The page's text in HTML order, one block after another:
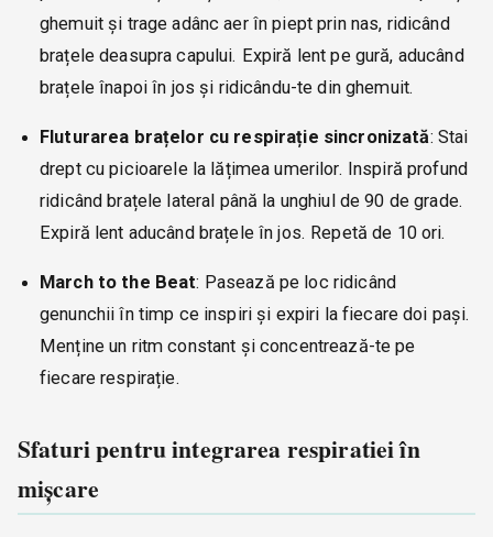
ghemuit și trage adânc aer în piept prin nas, ridicând
brațele deasupra capului. Expiră lent pe gură, aducând
brațele înapoi în jos și ridicându-te din ghemuit.
Fluturarea brațelor cu respirație sincronizată: Stai
drept cu picioarele la lățimea umerilor. Inspiră profund
ridicând brațele lateral până la unghiul de 90 de grade.
Expiră lent aducând brațele în jos. Repetă de 10 ori.
March to the Beat: Pasează pe loc ridicând
genunchii în timp ce inspiri și expiri la fiecare doi pași.
Menține un ritm constant și concentrează-te pe
fiecare respirație.
Sfaturi pentru integrarea respiratiei în
mișcare